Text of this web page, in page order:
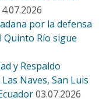
por la defensa
Quinto Río sigue
y Respaldo
Naves, San Luis
03.07.2026